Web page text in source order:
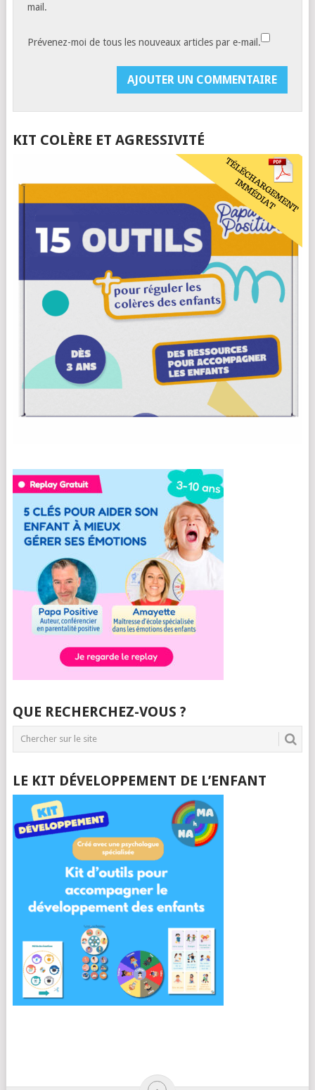
mail.
Prévenez-moi de tous les nouveaux articles par e-mail.
KIT COLÈRE ET AGRESSIVITÉ
QUE RECHERCHEZ-VOUS ?
LE KIT DÉVELOPPEMENT DE L’ENFANT